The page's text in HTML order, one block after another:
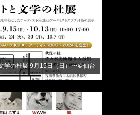
学の杜展 9月15日（日）〜＠仙台